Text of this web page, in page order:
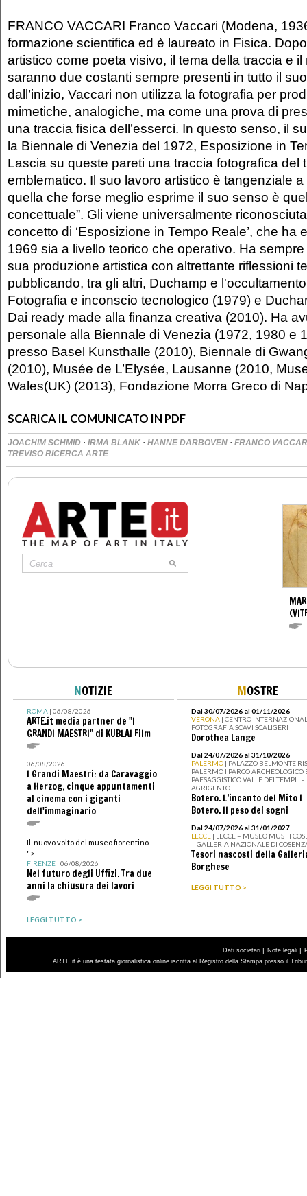
FRANCO VACCARI Franco Vaccari (Modena,
formazione scientifica ed è laureato in Fisica.
artistico come poeta visivo, il tema della traccia e
saranno due costanti sempre presenti in tutto il
dall’inizio, Vaccari non utilizza la fotografia per
mimetiche, analogiche, ma come una prova di
una traccia fisica dell’esserci. In questo senso, il
la Biennale di Venezia del 1972, Esposizione in
Lascia su queste pareti una traccia fotografica del
emblematico. Il suo lavoro artistico è tangenziale
quella che forse meglio esprime il suo senso è
concettuale”. Gli viene universalmente
concetto di ‘Esposizione in Tempo Reale’, che ha
1969 sia a livello teorico che operativo. Ha
sua produzione artistica con altrettante riflessioni
pubblicando, tra gli altri, Duchamp e
Fotografia e inconscio tecnologico (1979) e
Dai ready made alla finanza creativa (2010). Ha
personale alla Biennale di Venezia (1972, 1980 e
presso Basel Kunsthalle (2010), Biennale di
(2010), Musée de L’Elysée, Lausanne (2010,
Wales(UK) (2013), Fondazione Morra Greco di
SCARICA IL COMUNICATO IN PDF
JOACHIM SCHMID · IRMA BLANK · HANNE DARBOVEN · FRANCO
TREVISO RICERCA ARTE
NOTIZIE
ROMA| 06/08/2026
ARTE.it media partner de "I
GRANDI MAESTRI" di KUBLAI Film
06/08/2026
I Grandi Maestri: da Caravaggio
a Herzog, cinque appuntamenti
al cinema con i giganti
dell'immaginario
Il nuovo volto del museo fiorentino
">
FIRENZE| 06/08/2026
Nel futuro degli Uffizi. Tra due
anni la chiusura dei lavori
LEGGI TUTTO >
MOSTRE
Dal 30/07/2026 al 01/11/2026
VERONA | CENTRO
FOTOGRAFIA SCAVI SCALIGERI
Dorothea Lange
Dal 24/07/2026 al 31/10/2026
PALERMO | PALAZZO BELMONTE
PALERMO I PARCO ARCHEOLOGICO
PAESAGGISTICO VALLE DEI TEMPLI -
AGRIGENTO
Botero. L’incanto del Mito I
Botero. Il peso dei sogni
Dal 24/07/2026 al 31/01/2027
LECCE | LECCE – MUSEO MUST I
– GALLERIA NAZIONALE DI
Tesori nascosti della
Borghese
LEGGI TUTTO >
Dati societari Note legali
ARTE.it è una testata giornalistica online iscritta al Registro della Stampa presso il